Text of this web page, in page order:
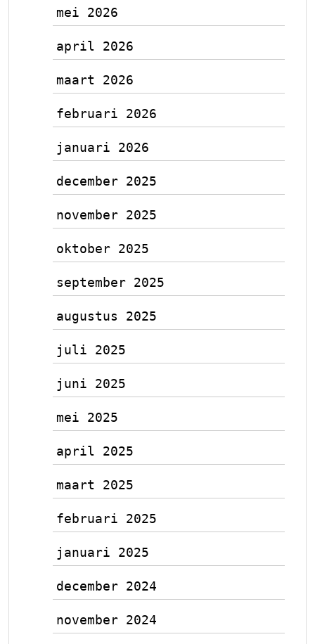
mei 2026
april 2026
maart 2026
februari 2026
januari 2026
december 2025
november 2025
oktober 2025
september 2025
augustus 2025
juli 2025
juni 2025
mei 2025
april 2025
maart 2025
februari 2025
januari 2025
december 2024
november 2024